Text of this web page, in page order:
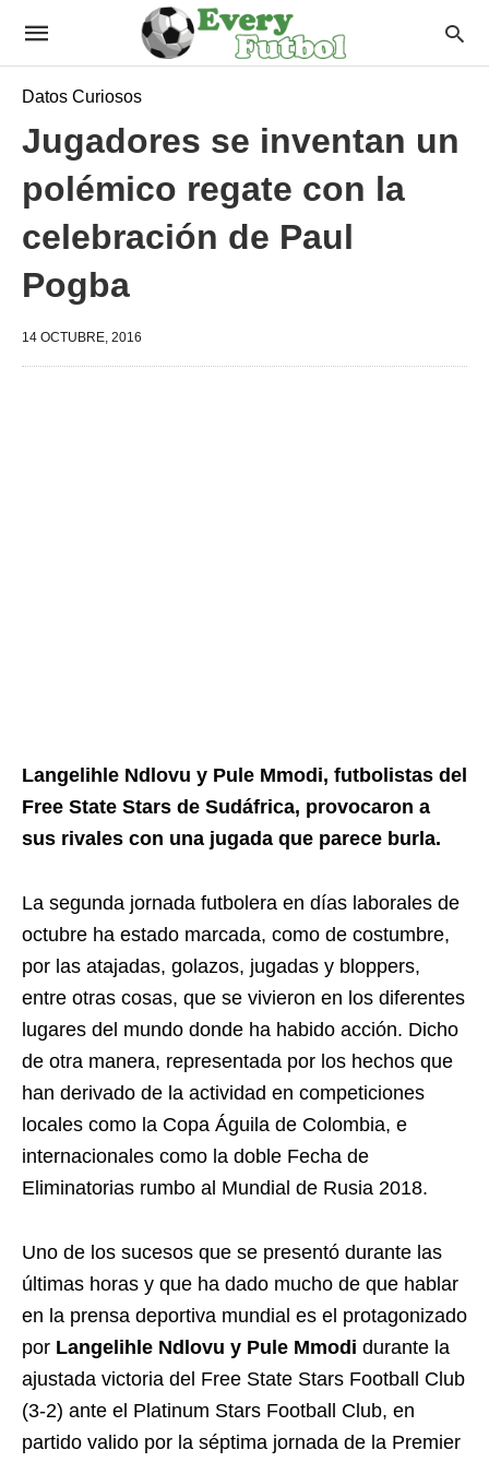
Datos Curiosos
Jugadores se inventan un
polémico regate con la
celebración de Paul
Pogba
14 OCTUBRE, 2016
Langelihle Ndlovu y Pule Mmodi, futbolistas del
Free State Stars de Sudáfrica, provocaron a
sus rivales con una jugada que parece burla.
La segunda jornada futbolera en días laborales de
octubre ha estado marcada, como de costumbre,
por las atajadas, golazos, jugadas y bloppers,
entre otras cosas, que se vivieron en los diferentes
lugares del mundo donde ha habido acción. Dicho
de otra manera, representada por los hechos que
han derivado de la actividad en competiciones
locales como la Copa Águila de Colombia, e
internacionales como la doble Fecha de
Eliminatorias rumbo al Mundial de Rusia 2018.
Uno de los sucesos que se presentó durante las
últimas horas y que ha dado mucho de que hablar
en la prensa deportiva mundial es el protagonizado
por Langelihle Ndlovu y Pule Mmodi durante la
ajustada victoria del Free State Stars Football Club
(3-2) ante el Platinum Stars Football Club, en
partido valido por la séptima jornada de la Premier